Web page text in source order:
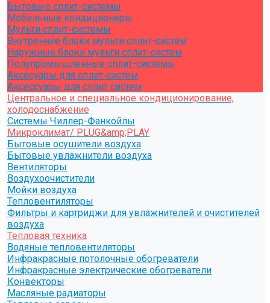
Бытовые сплит-системы
Мобильные кондиционеры
Мульти сплит-системы
Внутренние блоки мульти сплит-систем
Наружные блоки мульти сплит-систем
Полупромышленные сплит-системы
Аксесуары для сплит-систем
Аксессуары для сплит систем
Центральное и специальное кондиционирование,
холодоснабжение
Системы Чиллер-Фанкойлы
Микроклимат/ PLUG&amp;PLAY
Бытовые осушители воздуха
Бытовые увлажнители воздуха
Вентиляторы
Воздухоочистители
Мойки воздуха
Тепловентиляторы
Фильтры и картриджи для увлажнителей и очистителей
воздуха
Тепловая техника
Водяные тепловентиляторы
Инфракрасные потолочные обогреватели
Инфракрасные электрические обогреватели
Конвекторы
Масляные радиаторы